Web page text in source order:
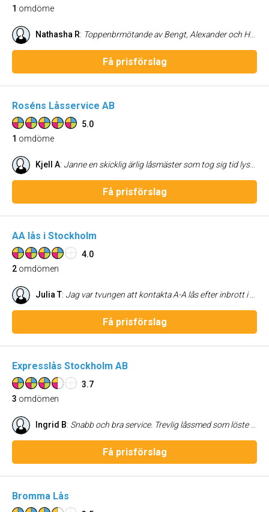
1 omdöme
Nathasha R: Toppenbrmötande av Bengt, Alexander och Haysam 2020. Lyhörda och artiga. Tack!
Få prisförslag
Roséns Låsservice AB
5.0
1 omdöme
Kjell A: Janne en skicklig ärlig låsmäster som tog sig tid lyssna på mig, lämna priser m m innan jag bestämde mig och kunde lyssna runt först. Men han var både billigast o den jag ansåg vara ärligast! När jag väl bestämt mig o beställde jobbet så fixade han det redan nästa dag !!! Heders till en sån hantverkare, det finns ju tyvärr inte så många kvar! *****
Få prisförslag
AA lås i Stockholm
4.0
2 omdömen
Julia T: Jag var tvungen att kontakta A-A lås efter inbrott i min lägenhet. Då var jag fortfarande i chocktillstånd och kunde inte förklara mycket i telefon. De var medlidande och kom snabbt. De gjorde bra och proffsigt jobb. Jag är nöjd med resultatet. Jag vill gärna rekommendera företaget.
Få prisförslag
Expresslås Stockholm AB
3.7
3 omdömen
Ingrid B: Snabb och bra service. Trevlig låssmed som löste problemet med mitt lås direkt. Mycket nöjd med företaget. Rekommenderar varmt Expresslås Stockholm.
Få prisförslag
Bromma Lås